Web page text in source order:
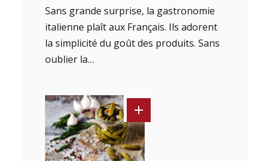
Sans grande surprise, la gastronomie
italienne plaît aux Français. Ils adorent
la simplicité du goût des produits. Sans
oublier la…